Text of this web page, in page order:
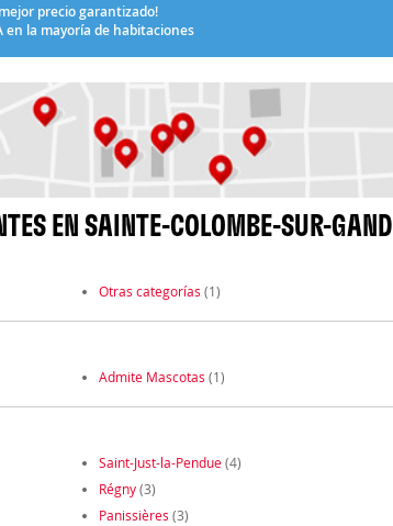
precio garantizado!
en la mayoría de habitaciones
EN SAINTE-COLOMBE-SUR-GAND
Otras categorías (1)
Admite Mascotas (1)
Saint-Just-la-Pendue(4)
Régny(3)
Panissières (3)